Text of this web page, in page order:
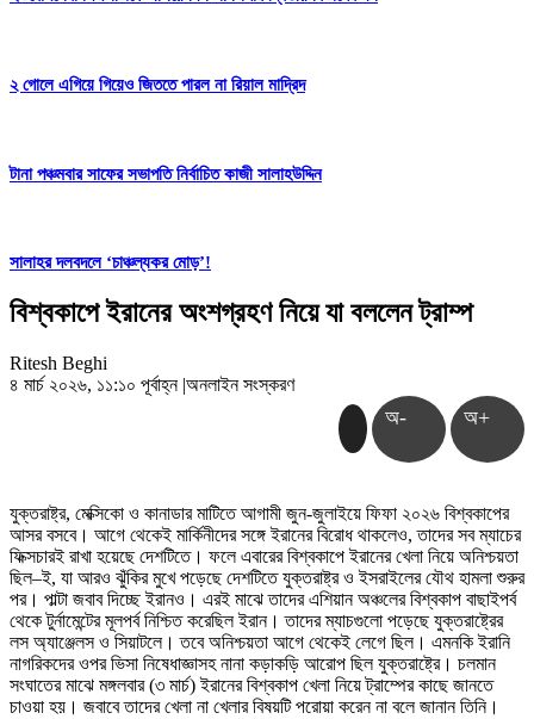
২ গোলে এগিয়ে গিয়েও জিততে পারল না রিয়াল মাদ্রিদ
টানা পঞ্চমবার সাফের সভাপতি নির্বাচিত কাজী সালাহউদ্দিন
সালাহর দলবদলে ‘চাঞ্চল্যকর মোড়’!
বিশ্বকাপে ইরানের অংশগ্রহণ নিয়ে যা বললেন ট্রাম্প
Ritesh Beghi
৪ মার্চ ২০২৬, ১১:১০ পূর্বাহ্ন |অনলাইন সংস্করণ
অ- অ+
যুক্তরাষ্ট্র, মেক্সিকো ও কানাডার মাটিতে আগামী জুন-জুলাইয়ে ফিফা ২০২৬ বিশ্বকাপের
আসর বসবে। আগে থেকেই মার্কিনীদের সঙ্গে ইরানের বিরোধ থাকলেও, তাদের সব ম্যাচের
ফিক্সচারই রাখা হয়েছে দেশটিতে। ফলে এবারের বিশ্বকাপে ইরানের খেলা নিয়ে অনিশ্চয়তা
ছিল–ই, যা আরও ঝুঁকির মুখে পড়েছে দেশটিতে যুক্তরাষ্ট্র ও ইসরাইলের যৌথ হামলা শুরুর
পর। পাল্টা জবাব দিচ্ছে ইরানও। এরই মাঝে তাদের এশিয়ান অঞ্চলের বিশ্বকাপ বাছাইপর্ব
থেকে ‍টুর্নামেন্টের মূলপর্ব নিশ্চিত করেছিল ইরান। তাদের ম্যাচগুলো পড়েছে যুক্তরাষ্ট্রের
লস অ্যাঞ্জেলস ও সিয়াটলে। তবে অনিশ্চয়তা আগে থেকেই লেগে ছিল। এমনকি ইরানি
নাগরিকদের ওপর ভিসা নিষেধাজ্ঞাসহ নানা কড়াকড়ি আরোপ ছিল যুক্তরাষ্ট্রে। চলমান
সংঘাতের মাঝে মঙ্গলবার (৩ মার্চ) ইরানের বিশ্বকাপ খেলা নিয়ে ট্রাম্পের কাছে জানতে
চাওয়া হয়। জবাবে তাদের খেলা না খেলার বিষয়টি পরোয়া করেন না বলে জানান তিনি।